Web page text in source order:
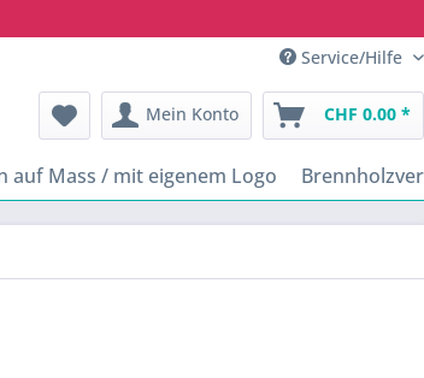
Service/Hilfe
Mein Konto CHF 0.00 *
auf Mass / mit eigenem Logo